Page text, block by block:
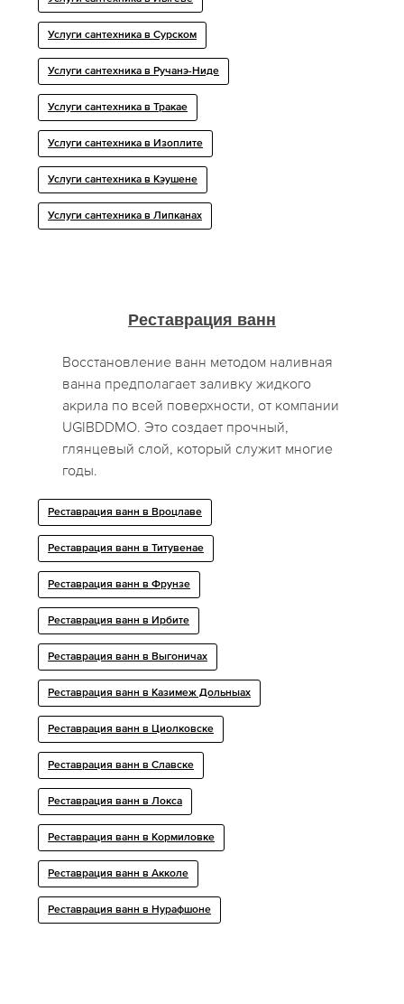
Услуги сантехника в Сурском
Услуги сантехника в Ручанэ-Ниде
Услуги сантехника в Тракае
Услуги сантехника в Изоплите
Услуги сантехника в Кэушене
Услуги сантехника в Липканах
Реставрация ванн
Восстановление ванн методом наливная
ванна предполагает заливку жидкого
акрила по всей поверхности, от компании
UGIBDDMO. Это создает прочный,
глянцевый слой, который служит многие
годы.
Реставрация ванн в Вроцлаве
Реставрация ванн в Титувенае
Реставрация ванн в Фрунзе
Реставрация ванн в Ирбите
Реставрация ванн в Выгоничах
Реставрация ванн в Казимеж Дольныах
Реставрация ванн в Циолковске
Реставрация ванн в Славске
Реставрация ванн в Локса
Реставрация ванн в Кормиловке
Реставрация ванн в Акколе
Реставрация ванн в Нурафшоне